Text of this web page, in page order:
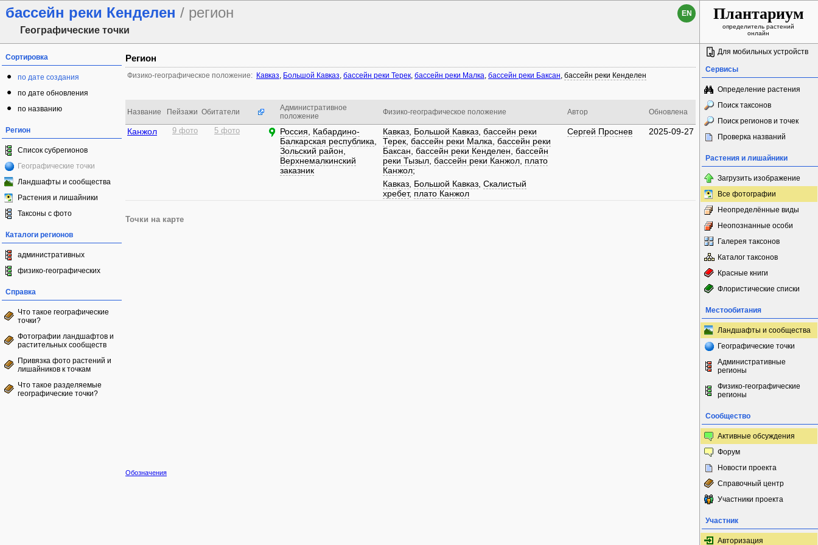
бассейн реки Кенделен / регион
Географические точки
EN Плантариум
определитель растений
онлайн
Сортировка
по дате создания
по дате обновления
по названию
Регион
Список субрегионов
Географические точки
Ландшафты и сообщества
Растения и лишайники
Таксоны с фото
Каталоги регионов
административных
физико-географических
Справка
Что такое географические
точки?
Фотографии ландшафтов и
растительных сообществ
Привязка фото растений и
лишайников к точкам
Что такое разделяемые
географические точки?
Регион
Физико-географическое положение: Кавказ, Большой Кавказ, бассейн реки Терек, бассейн реки Малка, бассейн реки Баксан, бассейн реки Кенделен
Название Пейзажи Обитатели
Административное
положение
Физико-географическое положение Автор Обновлена
Канжол 9 фото 5 фото Россия
Кабардино-
Балкарская республика
Зольский район
Верхнемалкинский
заказник
Кавказ Большой Кавказ бассейн реки
Терек бассейн реки Малка бассейн реки
Баксан бассейн реки Кенделен бассейн
реки Тызыл бассейн реки Канжол плато
Канжол;
Кавказ Большой Кавказ Скалистый
хребет, плато Канжол
Сергей Проснев 2025-09-27
Точки на карте
Обозначения
Для мобильных устройств
Сервисы
Определение растения
Поиск таксонов
Поиск регионов и точек
Проверка названий
Растения и лишайники
Загрузить изображение
Все фотографии
Неопределённые виды
Неопознанные особи
Галерея таксонов
Каталог таксонов
Красные книги
Флористические списки
Местообитания
Ландшафты и сообщества
Географические точки
Административные
регионы
Физико-географические
регионы
Сообщество
Активные обсуждения
Форум
Новости проекта
Справочный центр
Участники проекта
Участник
Авторизация